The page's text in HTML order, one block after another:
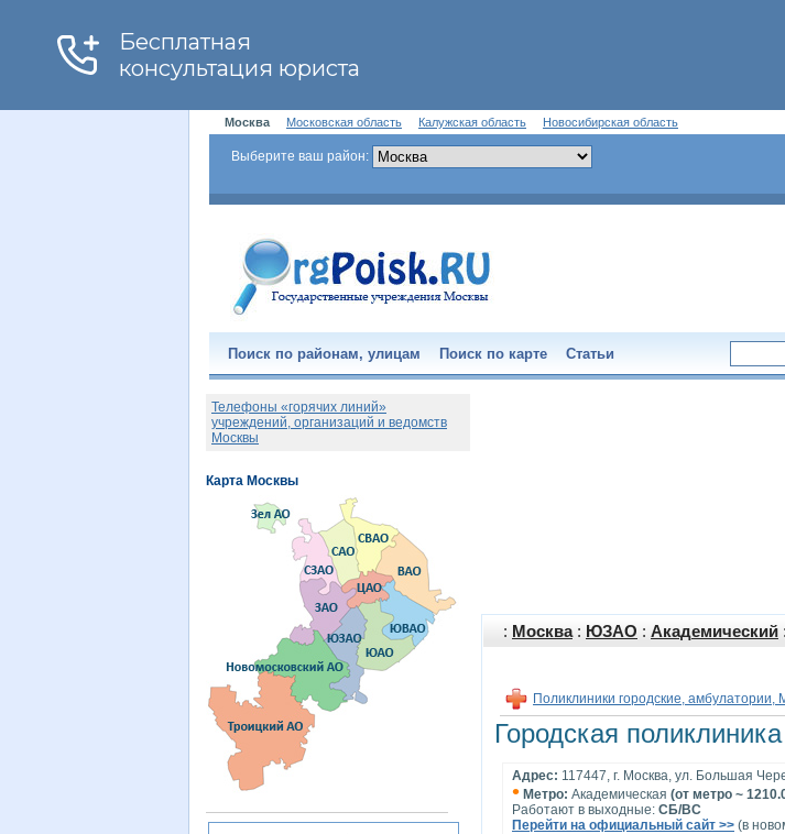
Москва Московская область Калужская область Новосибирская область
Выберите ваш район:
Поиск по районам, улицам Поиск по карте Статьи
: Москва: ЮЗАО : Академический
Поликлиники городские, амбулатории,
Городская
Адрес: 117447, г. Москва, ул. Большая
• Метро: Академическая (от метро ~
Работают в выходные: СБ/ВС
Перейти на официальный сайт >> (в
Телефоны «горячих линий»
учреждений, организаций и ведомств
Москвы